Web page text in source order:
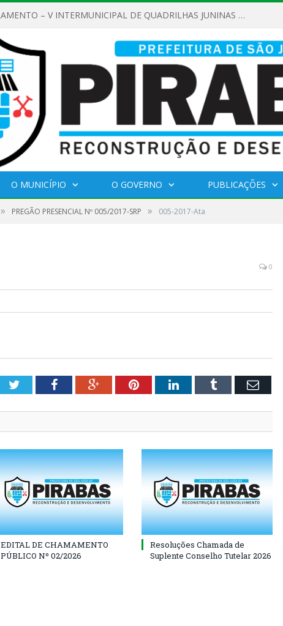
REGULAMENTO – V INTERMUNICIPAL DE QUADRILHAS JUNINAS 2026
O MUNICÍPIO O GOVERNO PUBLICAÇÕES
» PREGÃO PRESENCIAL Nº 005/2017-SRP » 005-2017-Ata
0
TwitterFacebookGoogle+PinterestLinkedInTumblr Email
EDITAL DE CHAMAMENTO
PÚBLICO Nº 02/2026
Resoluções Chamada de
Suplente Conselho Tutelar 2026